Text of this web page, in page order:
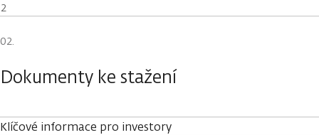
2
Dokumenty ke stažení
Klíčové informace pro investory